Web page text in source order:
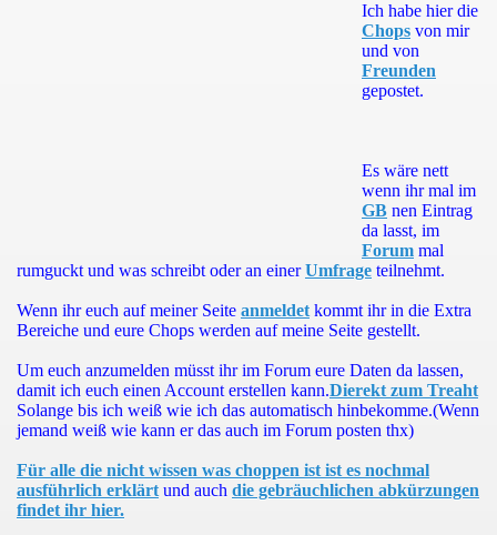
Ich habe hier die
Chops von mir
und von
Freunden
gepostet.
Es wäre nett
wenn ihr mal im
GB nen Eintrag
da lasst, im
Forum mal
rumguckt und was schreibt oder an einerUmfrage teilnehmt.
Wenn ihr euch auf meiner Seite anmeldetkommt ihr in die Extra
Bereiche und eure Chops werden auf meine Seite gestellt.
Um euch anzumelden müsst ihr im Forum eure Daten da lassen,
damit ich euch einen Account erstellen kann.Dierekt zum Treaht
Solange bis ich weiß wie ich das automatisch hinbekomme.(Wenn
jemand weiß wie kann er das auch im Forum posten thx)
Für alle die nicht wissen was choppen ist ist es nochmal
ausführlich erklärtund auch die gebräuchlichen abkürzungen
findet ihr hier.